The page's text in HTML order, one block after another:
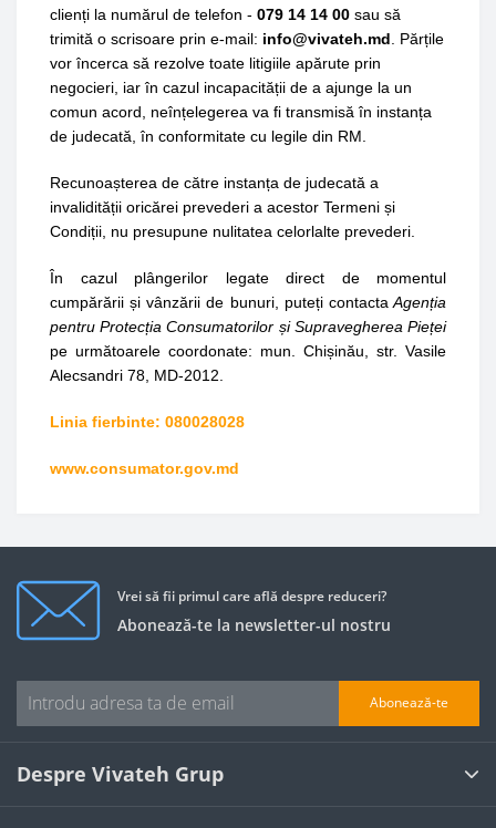
clienți la numărul de telefon - 079 14 14 00 sau să
trimită o scrisoare prin e-mail: info@vivateh.md . Părțile
vor încerca să rezolve toate litigiile apărute prin
negocieri, iar în cazul incapacității de a ajunge la un
comun acord, neînțelegerea va fi transmisă în instanța
de judecată, în conformitate cu legile din RM.
Recunoașterea de către instanța de judecată a
invalidității oricărei prevederi a acestor Termeni și
Condiții, nu presupune nulitatea celorlalte prevederi.
În cazul plângerilor legate direct de momentul
cumpărării și vânzării de bunuri, puteți contacta Agenția
pentru Protecția Consumatorilor și Supravegherea Pieței
pe următoarele coordonate: mun. Chișinău, str. Vasile
Alecsandri 78, MD-2012.
Linia fierbinte: 080028028
www.consumator.gov.md
Vrei să fii primul care află despre reduceri?
Abonează-te la newsletter-ul nostru
Abonează-te
Despre Vivateh Grup